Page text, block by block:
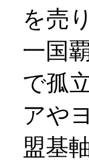
を売
一国
で孤
アや
盟基